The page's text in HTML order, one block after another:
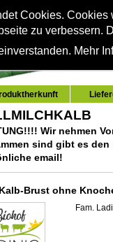
Wir nehmen
sind gibt es
email!
Brust ohne
Fam.
Cookies.
zu verbessern.
Mehr